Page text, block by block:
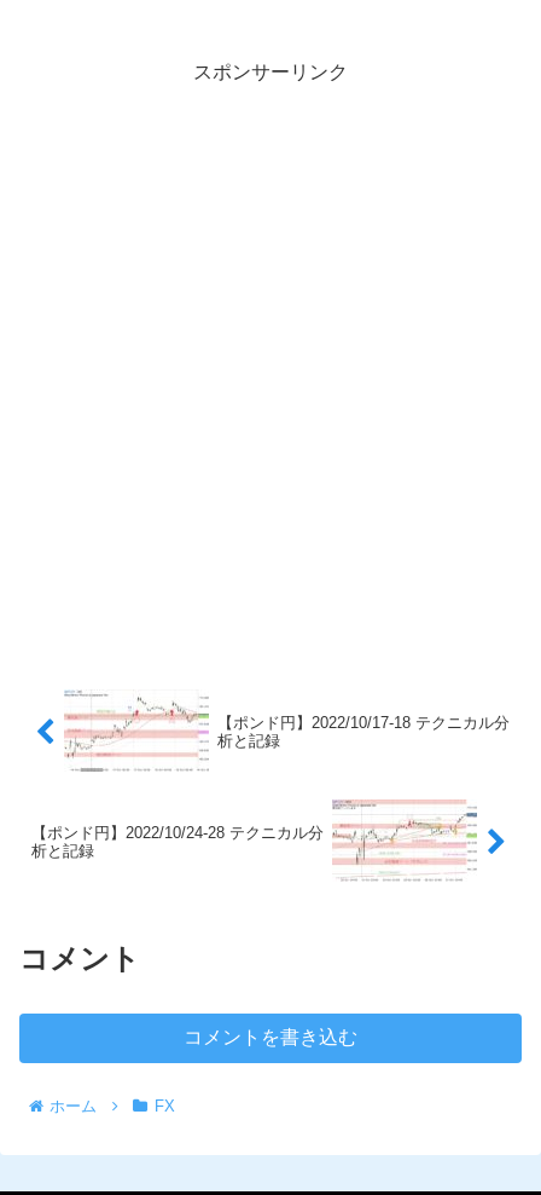
スポンサーリンク
【ポンド円】2022/10/17-18 テクニカル分
析と記録
【ポンド円】2022/10/24-28 テクニカル分
析と記録
コメント
コメントを書き込む
ホーム FX